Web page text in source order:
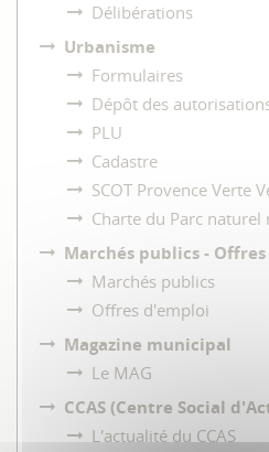
Délibérations
Urbanisme
Formulaires
Dépôt des
PLU
Cadastre
SCOT Provence Verte
Charte du Parc
Marchés publics -
Marchés publics
Offres d'emploi
Magazine municipal
Le MAG
CCAS (Centre Social
L'actualité du CCAS